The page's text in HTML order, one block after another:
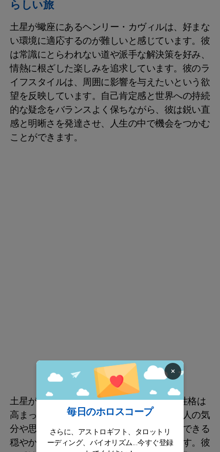
らしい旅
土星が蠍座にあるヘンリー・カヴィルは、好まな
い環境に適応するのが難しいと感じています。彼
は常識にとらわれない道や派手な解決策を好み、
情熱に根ざした楽しみを追求しています。彼のラ
イフスタイルは、周囲に影響を与えたいという欲
望を反映しています。自己肯定感と世界への持続
的な疑念をバランスよく保ちながら、彼は鋭い直
感と明晰さを発達させ、人生の中で機会をつかむ
ことができます。
土星が第4ハウスにあるため、ヘンリーの性格は
高まった感覚と深く結びついています。他人の気
分や思考に敏感で、彼は自分の野性を表現できる
穏やかで愛情あふれる環境でのみ花開きます。彼
×
毎日のホロスコープ
さらに、アストロギフト、タロットリ
ーディング、バイオリズム...今すぐ登録